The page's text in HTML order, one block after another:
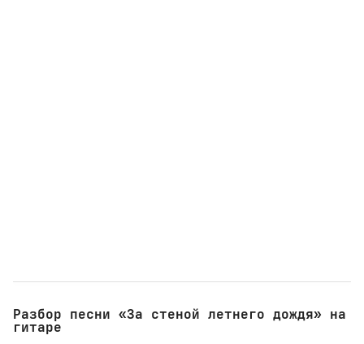
Разбор песни «За стеной летнего дождя» на
гитаре